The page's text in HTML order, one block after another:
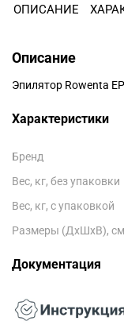
ОПИСАНИЕ
Описание
Эпилятор Rowenta
Характеристики
Бренд
Вес, кг, без упаковки
Вес, кг, с упаковкой
Размеры (ДxШxВ),
Документация